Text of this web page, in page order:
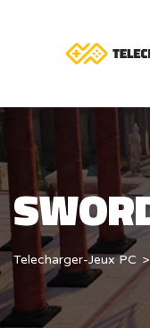
Telecharger-Jeux PC